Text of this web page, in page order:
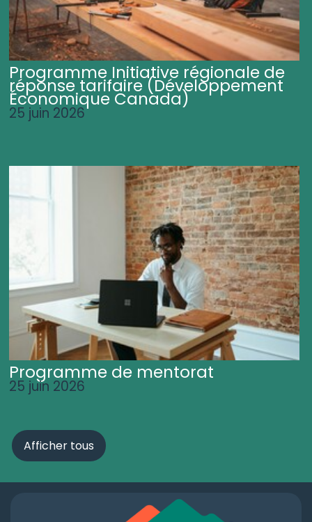
Programme Initiative régionale de
réponse tarifaire (Développement
Économique Canada)
25 juin 2026
Programme de mentorat
25 juin 2026
Afficher tous